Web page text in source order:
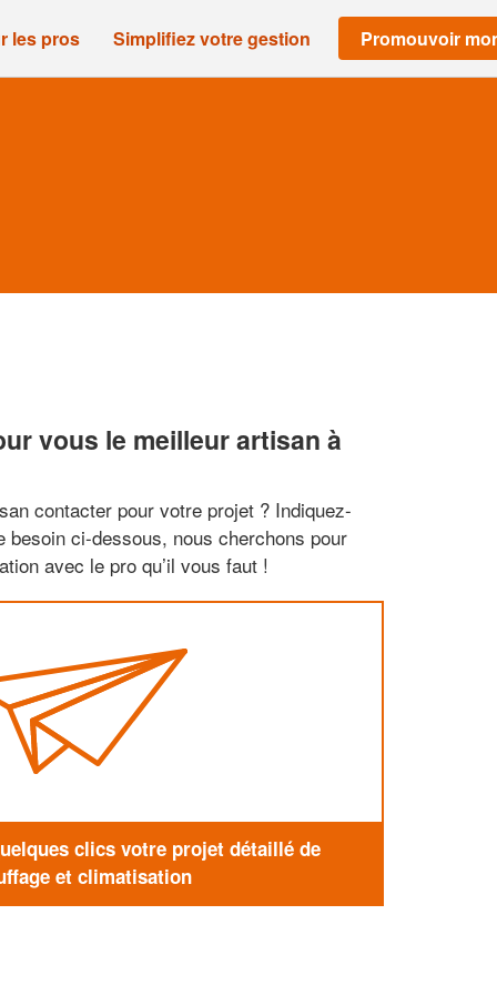
les pros Simplifiez votre gestion Promouvoir
vous le meilleur artisan à
contacter pour votre projet ? Indiquez-
besoin ci-dessous, nous cherchons pour
avec le pro qu’il vous faut !
clics votre projet détaillé de
et climatisation